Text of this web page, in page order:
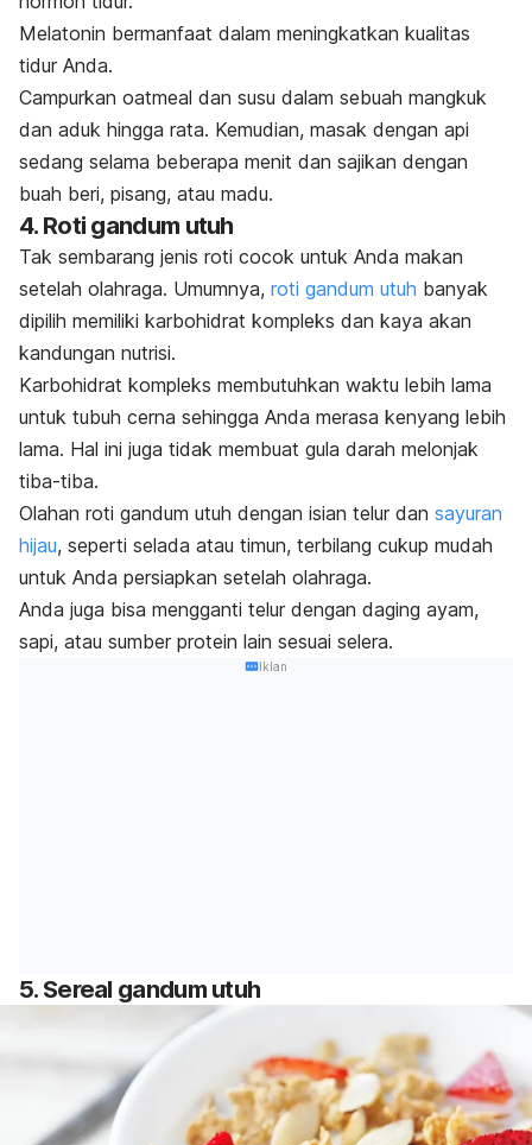
Melatonin bermanfaat dalam meningkatkan kualitas
tidur Anda.
Campurkan oatmeal dan susu dalam sebuah mangkuk
dan aduk hingga rata. Kemudian, masak dengan api
sedang selama beberapa menit dan sajikan dengan
buah beri, pisang, atau madu.
4. Roti gandum utuh
Tak sembarang jenis roti cocok untuk Anda makan
setelah olahraga. Umumnya, roti gandum utuh banyak
dipilih memiliki karbohidrat kompleks dan kaya akan
kandungan nutrisi.
Karbohidrat kompleks membutuhkan waktu lebih lama
untuk tubuh cerna sehingga Anda merasa kenyang lebih
lama. Hal ini juga tidak membuat gula darah melonjak
tiba-tiba.
Olahan roti gandum utuh dengan isian telur dan sayuran
hijau, seperti selada atau timun, terbilang cukup mudah
untuk Anda persiapkan setelah olahraga.
Anda juga bisa mengganti telur dengan daging ayam,
sapi, atau sumber protein lain sesuai selera.
Iklan
5. Sereal gandum utuh